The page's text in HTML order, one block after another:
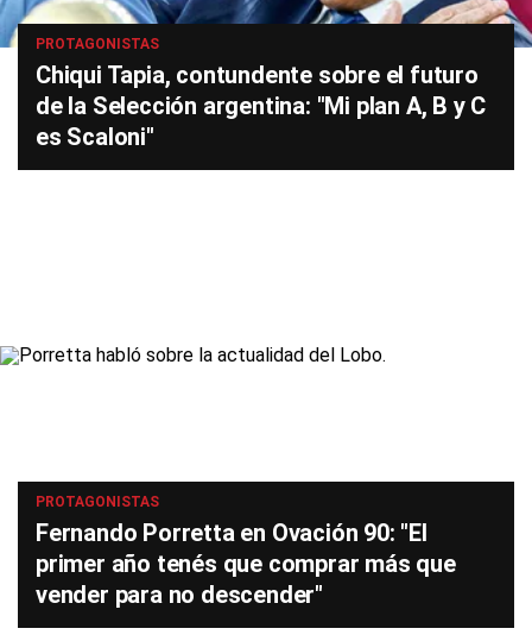
PROTAGONISTAS
Chiqui Tapia, contundente sobre el futuro
de la Selección argentina: "Mi plan A, B y C
es Scaloni"
PROTAGONISTAS
Fernando Porretta en Ovación 90: "El
primer año tenés que comprar más que
vender para no descender"